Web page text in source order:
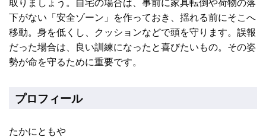
取りましょう。自宅の場合は、事前に家具転倒や荷物の落
下がない「安全ゾーン」を作っておき、揺れる前にそこへ
移動。身を低くし、クッションなどで頭を守ります。誤報
だった場合は、良い訓練になったと喜びたいもの。その姿
勢が命を守るために重要です。
プロフィール
たかにともや